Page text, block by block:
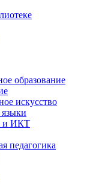
образование
искусство
и ИКТ
педагогика